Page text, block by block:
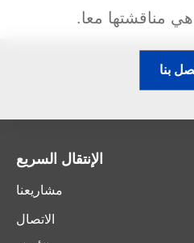
مناقشتها معا.
بنا
الإنتقال السريع
مشاريعنا
الاتصال